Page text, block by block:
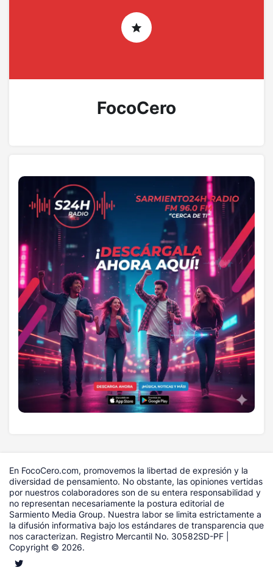
FocoCero
En FocoCero.com, promovemos la libertad de expresión y la
diversidad de pensamiento. No obstante, las opiniones vertidas
por nuestros colaboradores son de su entera responsabilidad y
no representan necesariamente la postura editorial de
Sarmiento Media Group. Nuestra labor se limita estrictamente a
la difusión informativa bajo los estándares de transparencia que
nos caracterizan. Registro Mercantil No. 30582SD-PF |
Copyright © 2026.